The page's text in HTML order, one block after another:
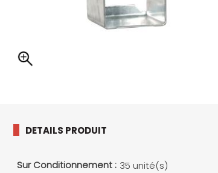
DETAILS PRODUIT
Sur Conditionnement : 35 unité(s)